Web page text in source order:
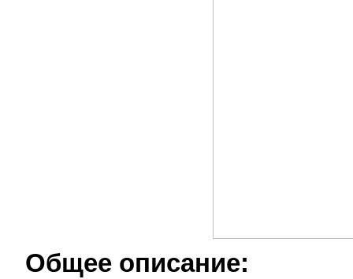
Общее описание: